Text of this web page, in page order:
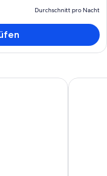
Durchschnitt pro Nacht
(Spotswood/Art